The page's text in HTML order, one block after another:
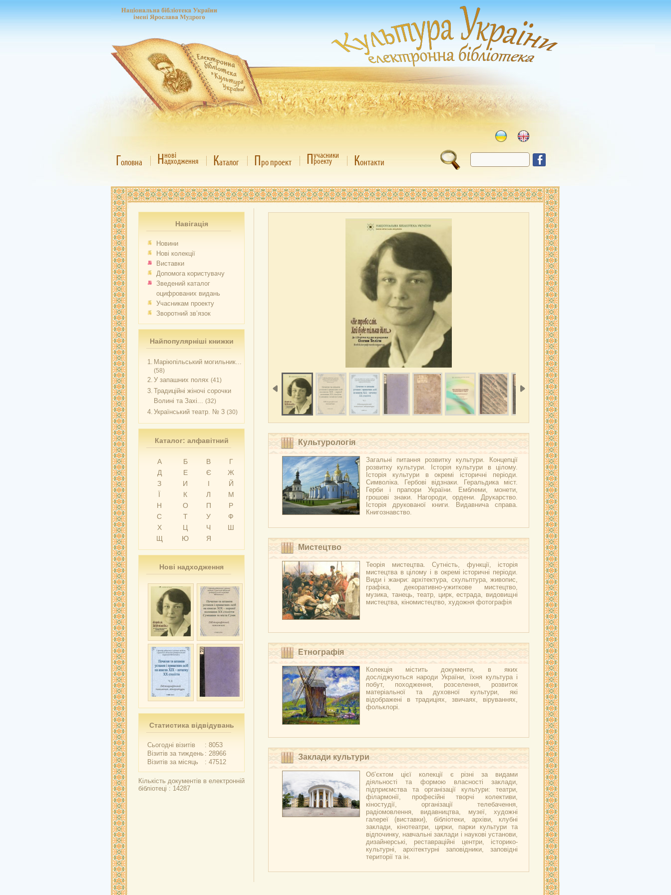
Головна Ннові
адходження Каталог Про проект Пучасники
роекту Контакти
Навігація
Новини
Нові колекції
Виставки
Допомога користувачу
Зведений каталог
оцифрованих видань
Учасникам проекту
Зворотний зв’язок
Найпопулярніші книжки
1. Маріюпільський могильник...
(58)
2. У запашних полях (41)
3. Традиційні жіночі сорочки
Волині та Захі... (32)
4. Український театр. № 3 (30)
Каталог: алфавітний
А Б В
Г
Д
Е Є
Ж
З
И І
Й
Ї
К Л
М
Н
О П
Р
С
Т У
Ф
Х
Ц Ч
Ш
Щ
Ю Я
Нові надходження
Статистика відвідувань
Сьогодні візитів
: 8053
Візитів за тиждень : 28966
Візитів за місяць
: 47512
Кількість документів в електронній
бібліотеці : 14287
Культурологія
Загальні питання розвитку культури. Концепції
розвитку культури. Історія культури в цілому.
Історія культури в окремі історичні періоди.
Символіка. Гербові відзнаки. Геральдика міст.
Герби і прапори України. Емблеми, монети,
грошові знаки. Нагороди, ордени. Друкарство.
Історія друкованої книги. Видавнича справа.
Книгознавство.
Мистецтво
Теорія мистецтва. Сутність, функції, історія
мистецтва в цілому і в окремі історичні періоди.
Види і жанри: архітектура, скульптура, живопис,
графіка, декоративно-ужиткове мистецтво,
музика, танець, театр, цирк, естрада, видовищні
мистецтва, кіномистецтво, художня фотографія
Етнографія
Колекція містить документи, в яких
досліджуються народи України, їхня культура і
побут, походження, розселення, розвиток
матеріальної та духовної культури, які
відображені в традиціях, звичаях, віруваннях,
фольклорі.
Заклади культури
Об’єктом цієї колекції є різні за видами
діяльності та формою власності заклади,
підприємства та організації культури: театри,
філармонії, професійні творчі колективи,
кіностудії, організації телебачення,
радіомовлення, видавництва, музеї, художні
галереї (виставки), бібліотеки, архіви, клубні
заклади, кінотеатри, цирки, парки культури та
відпочинку, навчальні заклади і наукові установи,
дизайнерські, реставраційні центри, історико-
культурні, архітектурні заповідники, заповідні
території та ін.